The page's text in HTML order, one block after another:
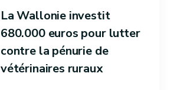
La Wallonie investit
680.000 euros pour lutter
contre la pénurie de
vétérinaires ruraux